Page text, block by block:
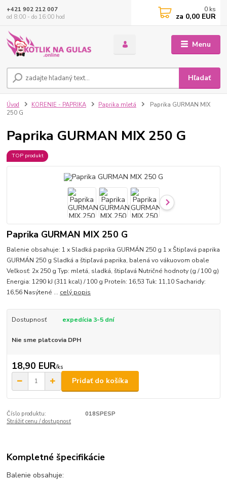
Menu
Hľadať
+421 902 212 007
od 8:00 - do 16:00 hod
0 ks
za 0,00 EUR
Úvod KORENIE - PAPRIKA Paprika mletá
Paprika GURMAN MIX
250 G
Paprika GURMAN MIX 250 G
TOP produkt
Paprika GURMAN MIX 250 G
Balenie obsahuje: 1 x Sladká paprika GURMÁN 250 g 1 x Štipľavá paprika
GURMÁN 250 g Sladká a štipľavá paprika, balená vo vákuovom obale
Veľkosť: 2x 250 g Typ: mletá, sladká, štipľavá Nutričné hodnoty (g / 100 g)
Energia: 1290 kJ (311 kcal) / 100 g Proteín: 16,53 Tuk: 11,10 Sacharidy:
16,56 Nasýtené ... celý popis
Dostupnosť expedícia 3-5 dní
Nie sme platcovia DPH
18,90 EUR/ks
Pridať do košíka
Číslo produktu:
018SPESP
Strážiť cenu / dostupnosť
Kompletné špecifikácie
Balenie obsahuje: